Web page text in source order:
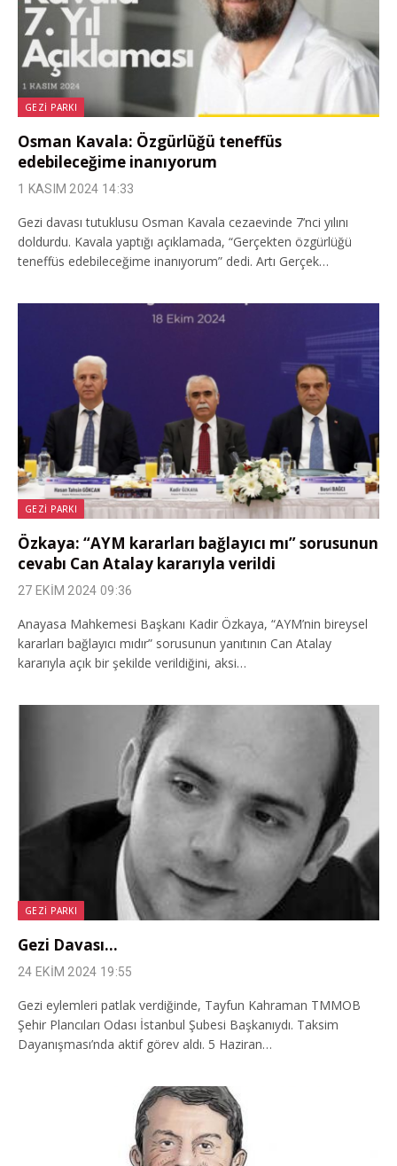
GEZI PARKI
Osman Kavala: Özgürlüğü teneffüs
edebileceğime inanıyorum
1 KASIM 2024 14:33
Gezi davası tutuklusu Osman Kavala cezaevinde 7’nci yılını
doldurdu. Kavala yaptığı açıklamada, “Gerçekten özgürlüğü
teneffüs edebileceğime inanıyorum” dedi. Artı Gerçek…
GEZI PARKI
Özkaya: “AYM kararları bağlayıcı mı” sorusunun
cevabı Can Atalay kararıyla verildi
27 EKIM 2024 09:36
Anayasa Mahkemesi Başkanı Kadir Özkaya, “AYM’nin bireysel
kararları bağlayıcı mıdır” sorusunun yanıtının Can Atalay
kararıyla açık bir şekilde verildiğini, aksi…
GEZI PARKI
Gezi Davası…
24 EKIM 2024 19:55
Gezi eylemleri patlak verdiğinde, Tayfun Kahraman TMMOB
Şehir Plancıları Odası İstanbul Şubesi Başkanıydı. Taksim
Dayanışması’nda aktif görev aldı. 5 Haziran…